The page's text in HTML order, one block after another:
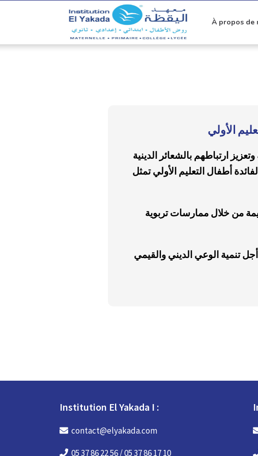
À propos de
الأولي
ارتباطهم بالشعائر الدينية
معهد اليقظة يوم 25 ماي 2026 نشاطًا تربويًا لفائدة أطفال التعليم الأولي تمثل
من خلال ممارسات تربوية
تنمية الوعي الديني والقيمي
Institution El Yakada I :
contact@elyakada.com
05 37 86 22 56 / 05 37 86 17 10